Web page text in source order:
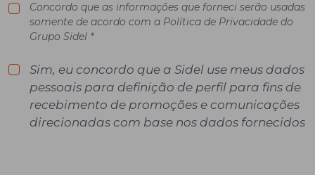
Concordo que as informações que forneci serão usadas
somente de acordo com a Política de Privacidade do
Grupo Sidel *
Sim, eu concordo que a Sidel use meus dados
pessoais para definição de perfil para fins de
recebimento de promoções e comunicações
direcionadas com base nos dados fornecidos